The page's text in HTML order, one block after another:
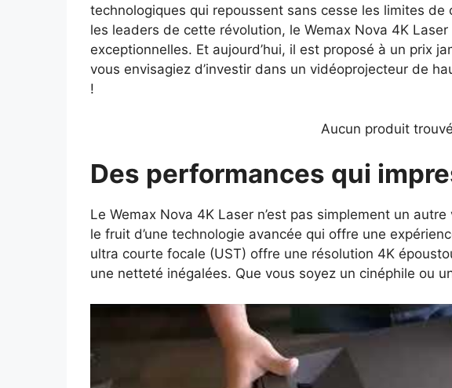
technologiques qui repoussent sans cesse les limites de
les leaders de cette révolution, le Wemax Nova 4K
exceptionnelles. Et aujourd’hui, il est proposé à un prix
vous envisagiez d’investir dans un vidéoprojecteur de
!
Aucun produit
Des performances qui
Le Wemax Nova 4K Laser n’est pas simplement un
le fruit d’une technologie avancée qui offre une
ultra courte focale (UST) offre une résolution 4K
une netteté inégalées. Que vous soyez un cinéphile ou